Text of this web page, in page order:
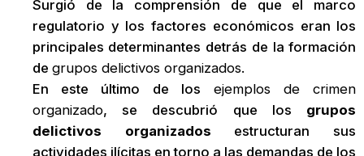
Surgió de la comprensión de que el marco
regulatorio y los factores económicos eran los
principales determinantes detrás de la formación
de grupos delictivos organizados.
En este último de los ejemplos de crimen
organizado, se descubrió que los grupos
delictivos organizados estructuran sus
actividades ilícitas en torno a las demandas de los